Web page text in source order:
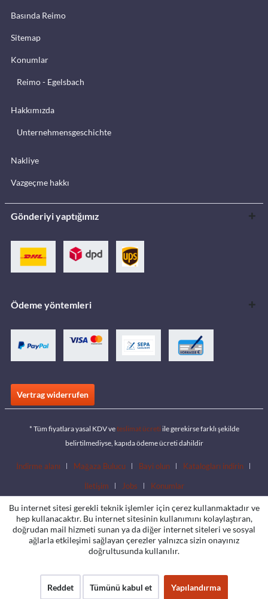
Basında Reimo
Sitemap
Konumlar
Reimo - Egelsbach
Hakkımızda
Unternehmensgeschichte
Nakliye
Vazgeçme hakkı
Gönderiyi yaptığımız
Ödeme yöntemleri
Vertrag widerrufen
* Tüm fiyatlara yasal KDV veteslimat ücreti ile gerekirse farklı şekilde
belirtilmediyse, kapıda ödeme ücreti dahildir
İndirme alanı Mağaza Bulucu Bayi olun Katalogları indirin
İletişim Jobs Konumlar
Bu internet sitesi gerekli teknik işlemler için çerez kullanmaktadır ve
hep kullanacaktır. Bu internet sitesinin kullanımını kolaylaştıran,
doğrudan mail hizmeti sunan ya da diğer internet siteleri ve sosyal
ağlarla etkileşimi sağlayan çerezler yalnızca sizin onayınız
doğrultusunda kullanılır.
Reddet Tümünü kabul et Yapılandırma